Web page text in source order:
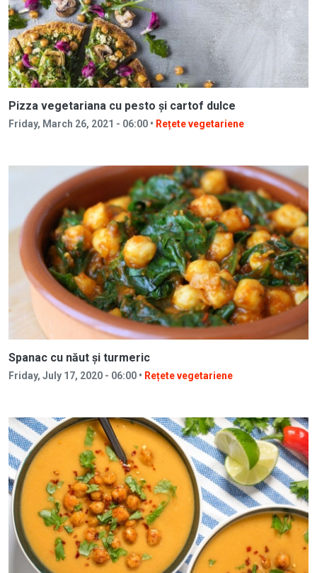
Pizza vegetariana cu pesto și cartof dulce
Friday, March 26, 2021 - 06:00 • Rețete vegetariene
Spanac cu năut și turmeric
Friday, July 17, 2020 - 06:00 • Rețete vegetariene